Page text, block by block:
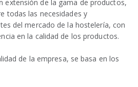
extensión de la gama de productos,
todas las necesidades y
del mercado de la hostelería, con
en la calidad de los productos.
de la empresa, se basa en los